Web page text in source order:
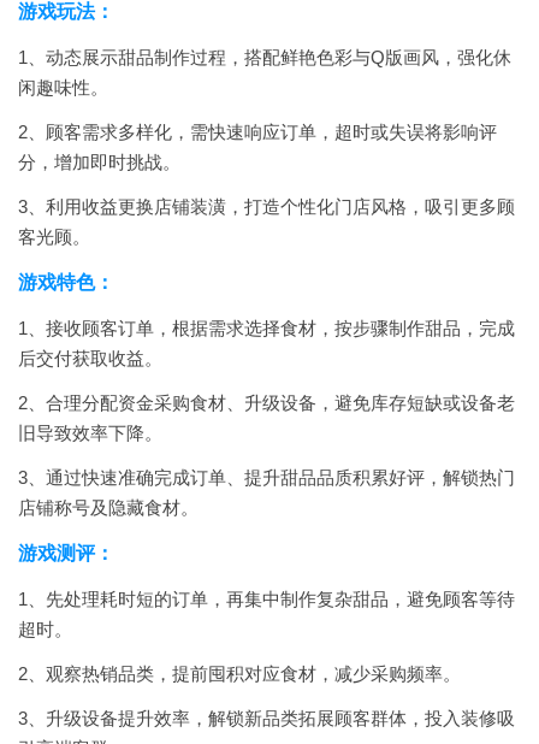
游戏玩法：
1、动态展示甜品制作过程，搭配鲜艳色彩与Q版画风，强化休
闲趣味性。
2、顾客需求多样化，需快速响应订单，超时或失误将影响评
分，增加即时挑战。
3、利用收益更换店铺装潢，打造个性化门店风格，吸引更多顾
客光顾。
游戏特色：
1、接收顾客订单，根据需求选择食材，按步骤制作甜品，完成
后交付获取收益。
2、合理分配资金采购食材、升级设备，避免库存短缺或设备老
旧导致效率下降。
3、通过快速准确完成订单、提升甜品品质积累好评，解锁热门
店铺称号及隐藏食材。
游戏测评：
1、先处理耗时短的订单，再集中制作复杂甜品，避免顾客等待
超时。
2、观察热销品类，提前囤积对应食材，减少采购频率。
3、升级设备提升效率，解锁新品类拓展顾客群体，投入装修吸